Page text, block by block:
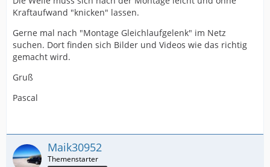
Kraftaufwand "knicken" lassen.
Gerne mal nach "Montage Gleichlaufgelenk" im Netz
suchen. Dort finden sich Bilder und Videos wie das richtig
gemacht wird.
Gruß
Pascal
Maik30952